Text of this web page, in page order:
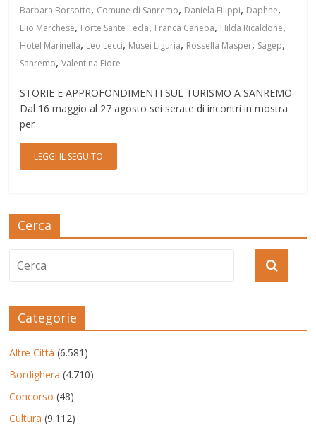
Barbara Borsotto, Comune di Sanremo, Daniela Filippi, Daphne,
Elio Marchese, Forte Sante Tecla, Franca Canepa, Hilda Ricaldone,
Hotel Marinella, Leo Lecci, Musei Liguria, Rossella Masper, Sagep,
Sanremo,Valentina Fiore
STORIE E APPROFONDIMENTI SUL TURISMO A SANREMO
Dal 16 maggio al 27 agosto sei serate di incontri in mostra
per
LEGGI IL SEGUITO
Cerca
Categorie
Altre Città (6.581)
Bordighera (4.710)
Concorso (48)
Cultura (9.112)